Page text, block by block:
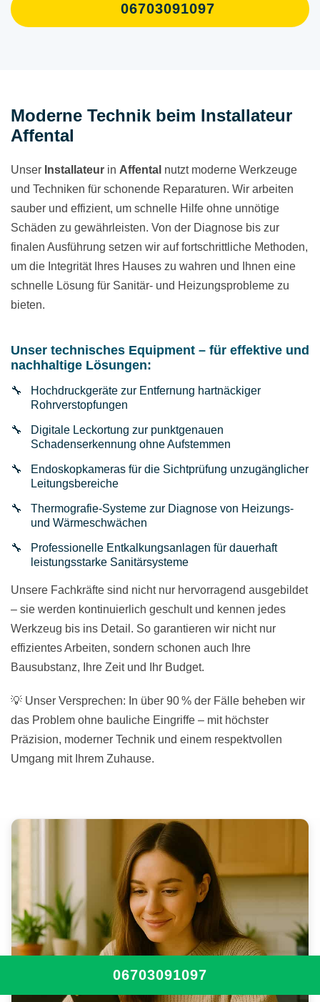
06703091097
Moderne Technik beim Installateur
Affental
Unser Installateur in Affental nutzt moderne Werkzeuge
und Techniken für schonende Reparaturen. Wir arbeiten
sauber und effizient, um schnelle Hilfe ohne unnötige
Schäden zu gewährleisten. Von der Diagnose bis zur
finalen Ausführung setzen wir auf fortschrittliche Methoden,
um die Integrität Ihres Hauses zu wahren und Ihnen eine
schnelle Lösung für Sanitär- und Heizungsprobleme zu
bieten.
Unser technisches Equipment – für effektive und
nachhaltige Lösungen:
Hochdruckgeräte zur Entfernung hartnäckiger
Rohrverstopfungen
Digitale Leckortung zur punktgenauen
Schadenserkennung ohne Aufstemmen
Endoskopkameras für die Sichtprüfung unzugänglicher
Leitungsbereiche
Thermografie-Systeme zur Diagnose von Heizungs-
und Wärmeschwächen
Professionelle Entkalkungsanlagen für dauerhaft
leistungsstarke Sanitärsysteme
Unsere Fachkräfte sind nicht nur hervorragend ausgebildet
– sie werden kontinuierlich geschult und kennen jedes
Werkzeug bis ins Detail. So garantieren wir nicht nur
effizientes Arbeiten, sondern schonen auch Ihre
Bausubstanz, Ihre Zeit und Ihr Budget.
💡 Unser Versprechen: In über 90 % der Fälle beheben wir
das Problem ohne bauliche Eingriffe – mit höchster
Präzision, moderner Technik und einem respektvollen
Umgang mit Ihrem Zuhause.
06703091097